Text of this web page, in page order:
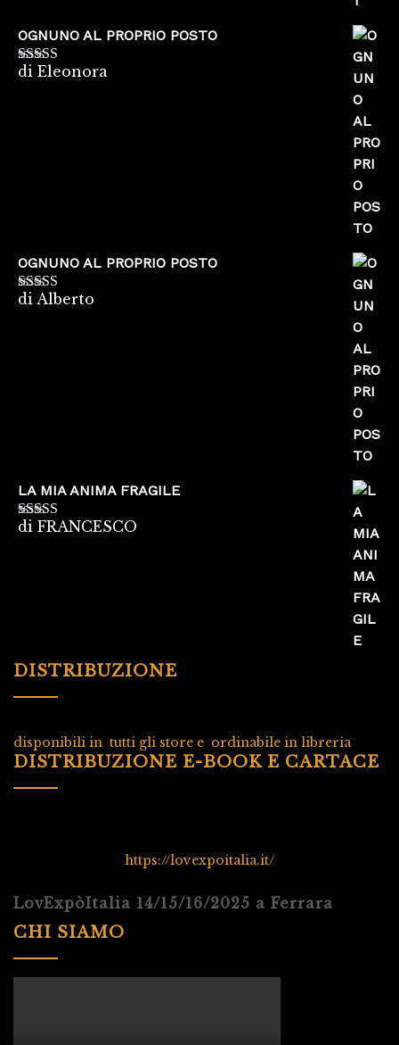
OGNUNO AL PROPRIO POSTO
Valutato5su
di Eleonora
OGNUNO AL PROPRIO POSTO
Valutato5su
di Alberto
LA MIA ANIMA FRAGILE
Valutato5su
di FRANCESCO
DISTRIBUZIONE
disponibili in tutti gli store e ordinabile in libreria
DISTRIBUZIONE E-BOOK E CARTACE
https://lovexpoitalia.it/
LovExpòItalia 14/15/16/2025 a Ferrara
CHI SIAMO